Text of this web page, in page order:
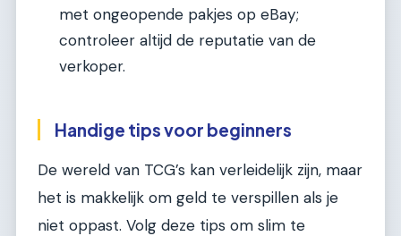
met ongeopende pakjes op eBay;
controleer altijd de reputatie van de
verkoper.
Handige tips voor beginners
De wereld van TCG’s kan verleidelijk zijn, maar
het is makkelijk om geld te verspillen als je
niet oppast. Volg deze tips om slim te